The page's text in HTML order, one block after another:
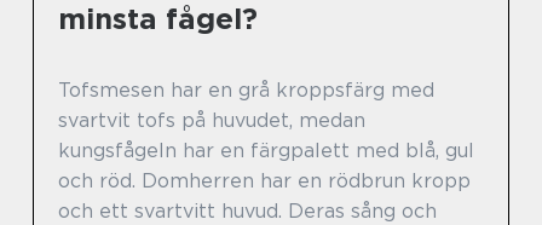
minsta fågel?
Tofsmesen har en grå kroppsfärg med
svartvit tofs på huvudet, medan
kungsfågeln har en färgpalett med blå, gul
och röd. Domherren har en rödbrun kropp
och ett svartvitt huvud. Deras sång och